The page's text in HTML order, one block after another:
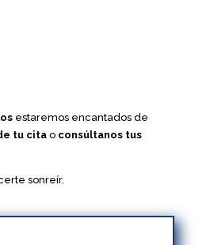
estaremos encantados de
tu citao consúltanos tus
sonreír.